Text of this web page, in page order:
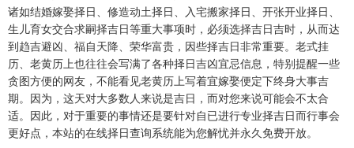
诸如结婚嫁娶择日、修造动土择日、入宅搬家择日、开张开业择日、
生儿育女交合求嗣择吉日等重大事项时，必须选择吉日吉时，从而达
到趋吉避凶、福自天降、荣华富贵，因些择吉日非常重要。老式挂
历、老黄历上也往往会写满了各种择日吉凶宜忌信息，特别提醒一些
贪图方便的网友，不能看见老黄历上写着宜嫁娶便定下终身大事吉
期。因为，这天对大多数人来说是吉日，而对您来说可能会不太合
适。因此，对于重要的事情还是要针对自已进行专业择吉日而行事会
更好点，本站的在线择日查询系统能为您解忧并永久免费开放。